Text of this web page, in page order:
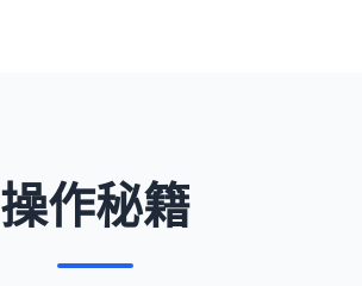
操作秘籍